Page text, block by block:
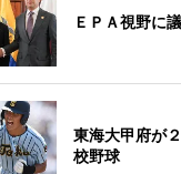
ＥＰＡ視野に
東海大甲府が
校野球